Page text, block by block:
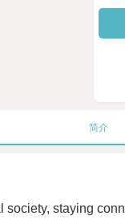
简介
society, staying